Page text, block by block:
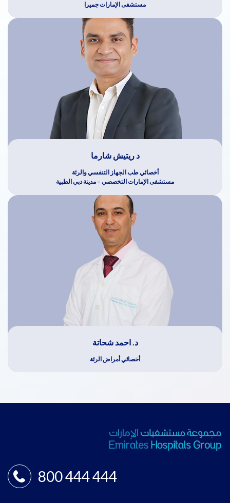
مستشفى الإمارات جميرا
د ريتيش شارما
أخصائي طب الجهاز التنفسي والرئة
مستشفى الإمارات التخصصي – مدينة دبي الطبية
د. احمد شحاتة
أخصائي أمراض الرئة
800 444 444